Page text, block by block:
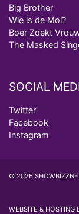
Big Brother
Wie is de Mol?
Boer Zoekt
The Masked
SOCIAL
Twitter
Facebook
Instagram
© 2026
WEBSITE & HOSTING